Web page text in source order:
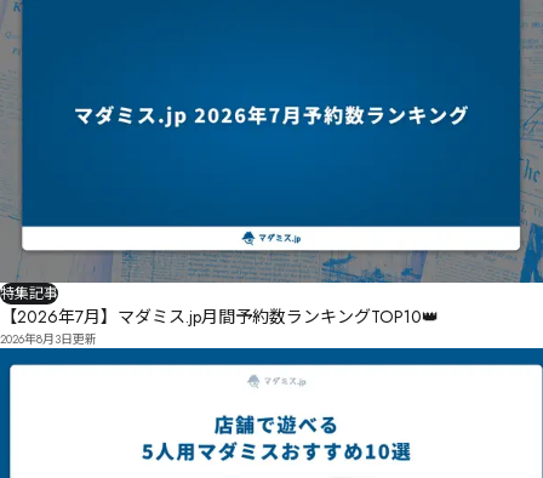
特集記事
【2026年7月】マダミス.jp月間予約数ランキングTOP10👑
2026年8月3日更新